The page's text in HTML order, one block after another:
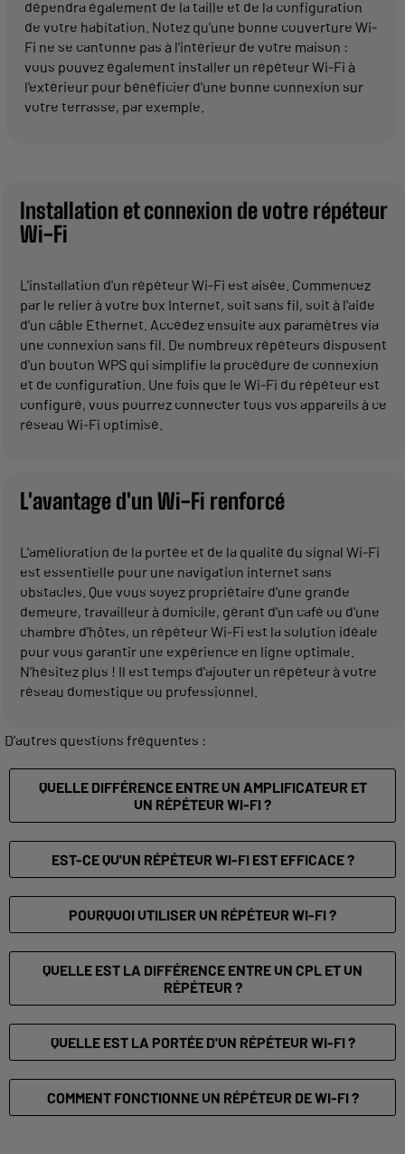
dépendra également de la taille et de la configuration
de votre habitation. Notez qu'une bonne couverture Wi-
Fi ne se cantonne pas à l'intérieur de votre maison :
vous pouvez également installer un répéteur Wi-Fi à
l'extérieur pour bénéficier d'une bonne connexion sur
votre terrasse, par exemple.
Installation et connexion de votre répéteur
Wi-Fi
L'installation d'un répéteur Wi-Fi est aisée. Commencez
par le relier à votre box Internet, soit sans fil, soit à l'aide
d'un câble Ethernet. Accédez ensuite aux paramètres via
une connexion sans fil. De nombreux répéteurs disposent
d'un bouton WPS qui simplifie la procédure de connexion
et de configuration. Une fois que le Wi-Fi du répéteur est
configuré, vous pourrez connecter tous vos appareils à ce
réseau Wi-Fi optimisé.
L'avantage d'un Wi-Fi renforcé
L'amélioration de la portée et de la qualité du signal Wi-Fi
est essentielle pour une navigation internet sans
obstacles. Que vous soyez propriétaire d'une grande
demeure, travailleur à domicile, gérant d'un café ou d'une
chambre d'hôtes, un répéteur Wi-Fi est la solution idéale
pour vous garantir une expérience en ligne optimale.
N'hésitez plus ! Il est temps d'ajouter un répéteur à votre
réseau domestique ou professionnel.
D’autres questions fréquentes :
QUELLE DIFFÉRENCE ENTRE UN AMPLIFICATEUR ET
UN RÉPÉTEUR WI-FI ?
EST-CE QU'UN RÉPÉTEUR WI-FI EST EFFICACE ?
POURQUOI UTILISER UN RÉPÉTEUR WI-FI ?
QUELLE EST LA DIFFÉRENCE ENTRE UN CPL ET UN
RÉPÉTEUR ?
QUELLE EST LA PORTÉE D'UN RÉPÉTEUR WI-FI ?
COMMENT FONCTIONNE UN RÉPÉTEUR DE WI-FI ?